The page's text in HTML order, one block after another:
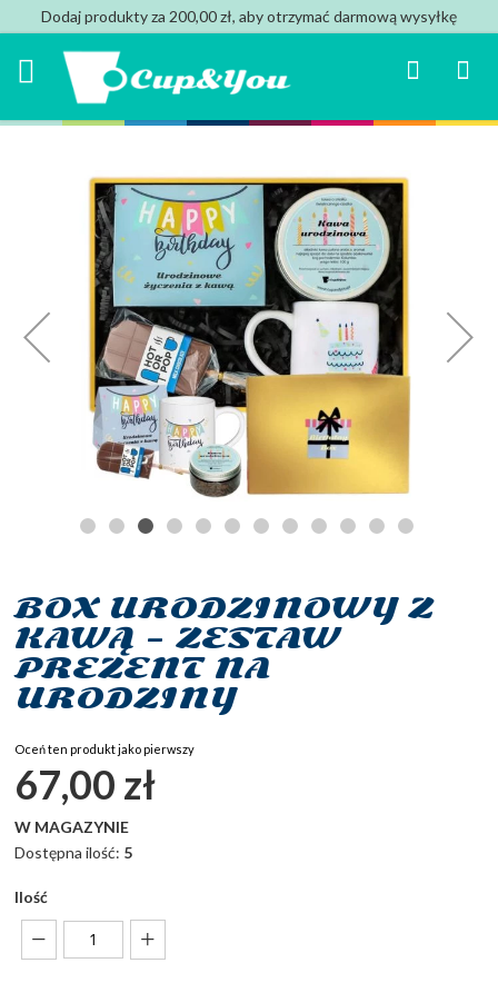
Dodaj produkty za 200,00 zł, aby otrzymać darmową wysyłkę
Mój
Search
BOX URODZINOWY Z
KAWĄ – ZESTAW
PREZENT NA
URODZINY
Oceń ten produkt jako pierwszy
67,00 zł
W MAGAZYNIE
Dostępna ilość: 5
Ilość
Przejdź
na
początek
galerii